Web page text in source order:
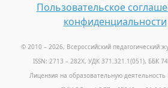
Пользовательское
конфиденциальности
© 2010 – 2026, Всероссийский педагогический
ISSN: 2713 – 282X, УДК 371.321.1(051), ББК
Лицензия на образовательную